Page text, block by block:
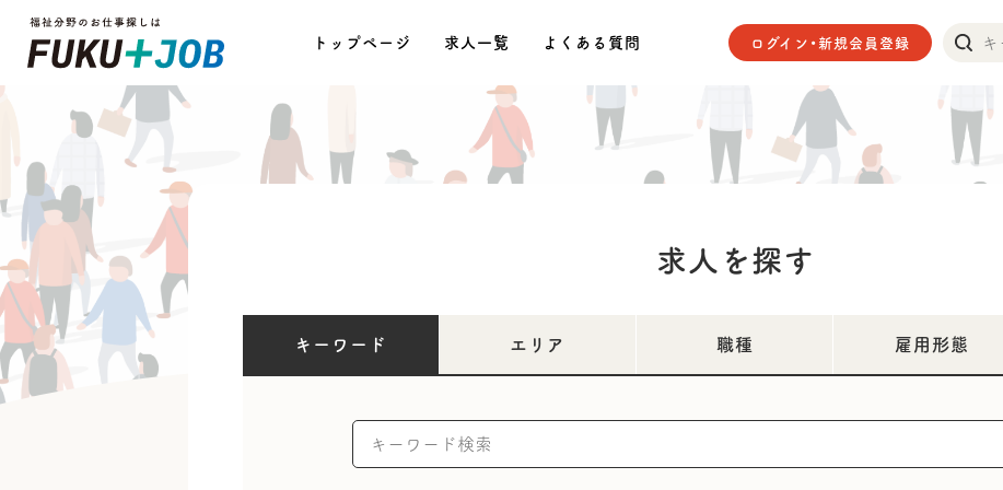
トップページ 求人一覧 よくある質問 ログイン・新規会員登録
求人を探す
キーワード エリア 職種 雇用形態